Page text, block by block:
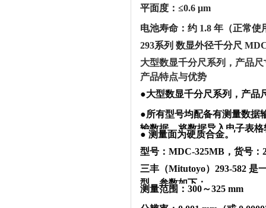
‌平面度‌：‌≤0.6 μm‌
电池寿命‌：约 ‌1.8 年‌（正常使
293系列 数显外径千分尺
大型数显千分尺系列，产品尺
产品特点与优势
●大型数显千分尺系列，产品
●所有型号均配备有测量数据
输数据，将数据导入电子表
● 测量面为硬质合金。
型号：MDC-325MB，货号：
三丰（Mitutoyo）293-582 是
型。参数如下：‌‌
‌测量范围‌：300～325 mm